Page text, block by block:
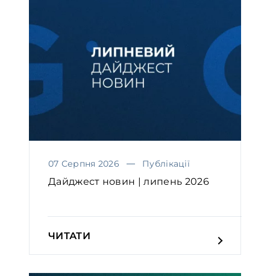
07 Серпня 2026 Публікації
Дайджест новин | липень 2026
ЧИТАТИ